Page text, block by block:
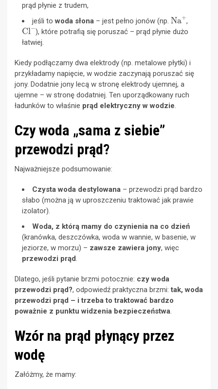
prąd płynie z trudem,
jeśli towoda słona – jest pełno jonów (np.
Na +
,
Cl−
), które potrafią się poruszać – prąd płynie dużo
łatwiej.
Kiedy podłączamy dwa elektrody (np. metalowe płytki) i
przykładamy napięcie, w wodzie zaczynają poruszać się
jony. Dodatnie jony lecą w stronę elektrody ujemnej, a
ujemne – w stronę dodatniej. Ten uporządkowany ruch
ładunków to właśnie prąd elektryczny w wodzie.
Czy woda „sama z siebie”
przewodzi prąd?
Najważniejsze podsumowanie:
Czysta woda destylowana – przewodzi prąd bardzo
słabo (można ją w uproszczeniu traktować jak prawie
izolator).
Woda, z którą mamy do czynienia na co dzień
(kranówka, deszczówka, woda w wannie, w basenie, w
jeziorze, w morzu) – zawsze zawiera jony, więc
przewodzi prąd.
Dlatego, jeśli pytanie brzmi potocznie: czy woda
przewodzi prąd?, odpowiedź praktyczna brzmi:tak, woda
przewodzi prąd – i trzeba to traktować bardzo
poważnie z punktu widzenia bezpieczeństwa.
Wzór na prąd płynący przez
wodę
Załóżmy, że mamy: